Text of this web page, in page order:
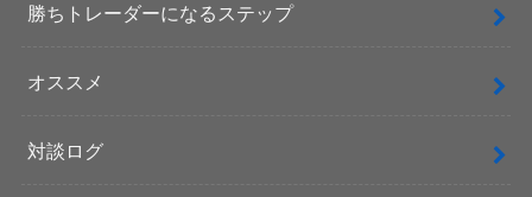
勝ちトレーダーになるステップ
オススメ
対談ログ